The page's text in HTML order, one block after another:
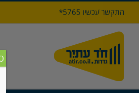
לתוכןהתקשר עכשיו 5765*